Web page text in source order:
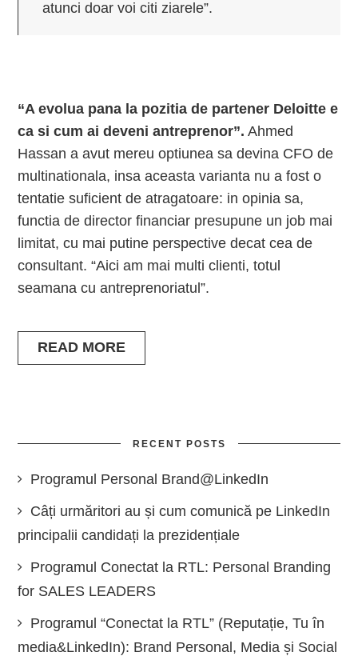
atunci doar voi citi ziarele”.
“A evolua pana la pozitia de partener Deloitte e
ca si cum ai deveni antreprenor”. Ahmed
Hassan a avut mereu optiunea sa devina CFO de
multinationala, insa aceasta varianta nu a fost o
tentatie suficient de atragatoare: in opinia sa,
functia de director financiar presupune un job mai
limitat, cu mai putine perspective decat cea de
consultant. “Aici am mai multi clienti, totul
seamana cu antreprenoriatul”.
READ MORE
RECENT POSTS
Programul Personal Brand@LinkedIn
Câți urmăritori au și cum comunică pe LinkedIn
principalii candidați la prezidențiale
Programul Conectat la RTL: Personal Branding
for SALES LEADERS
Programul “Conectat la RTL” (Reputație, Tu în
media&LinkedIn): Brand Personal, Media și Social